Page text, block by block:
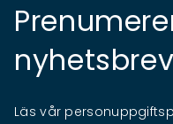
nyhetsbrev
Läs vår